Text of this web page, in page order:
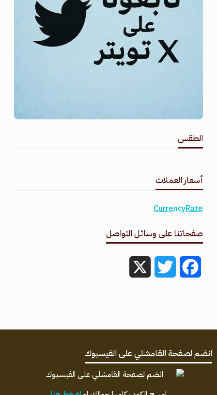
الطقس
أسعار العملات
CurrencyRate
صفحاتنا على وسائل التواصل
Facebook
Twitter
انضم لصفحة القامشلي على الفيسبوك